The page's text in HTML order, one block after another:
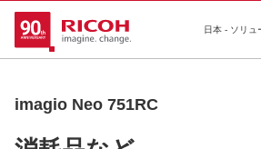
日本 - ソリュ
imagio Neo 751RC